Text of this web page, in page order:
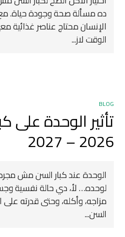
ده مسألة صحة وجودة حياة.
الإنسان محتاج عناصر غذائية
الوقت لاز...
BLOG
تأثير الوحدة على
2026 – 2027
الوحدة عند كبار السن مش
لوحده… لأ، دي حالة نفسية
مزاجه، وأكله، وحتى قدرته على
السن...